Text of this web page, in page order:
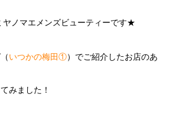
ヤノマエメンズビューティーです★
いつかの梅田①）でご紹介したお店のあ
みました！